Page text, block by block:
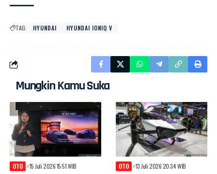
TAG: HYUNDAI HYUNDAI IONIQ V
Mungkin Kamu Suka
OTO 15 Juli 2026 15:51 WIB OTO 13 Juli 2026 20:34 WIB